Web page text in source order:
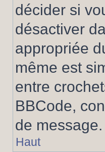
décider si
désactiver
appropriée
même est
entre
BBCode,
de message.
Haut